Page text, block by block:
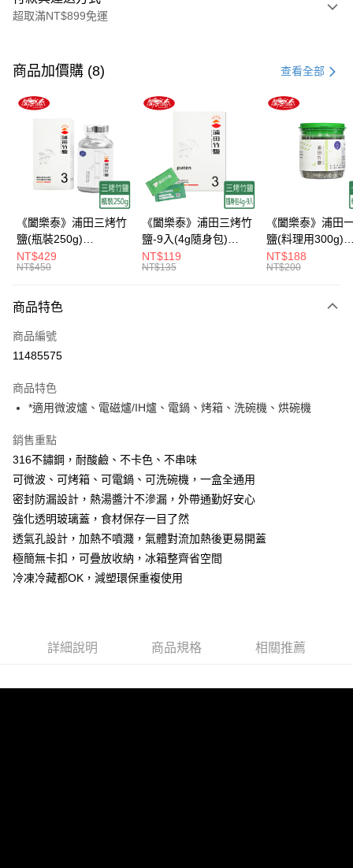
超取滿NT$899免運
信用卡一次付款
信用卡分期付款
3 期 0 利率 每期 21家銀行
合作金庫商業銀行
第一商業銀行
華南商業銀行
彰化商業銀行
上海商業儲蓄銀行
台北富邦商業銀行
國泰世華商業銀行
兆豐國際商業銀行
臺灣中小企業銀行
台中商業銀行
匯豐（台灣）商業銀行
華泰商業銀行
聯邦商業銀行
遠東國際商業銀行
元大商業銀行
台灣樂天信用卡公司
超商取貨付款
LINE Pay
街口支付
悠遊付
Google Pay
ATM付款
貨到付款
運送方式
每筆NT$60，滿NT$899(含以上)免運費
7-11取貨付款
每筆NT$60，滿NT$899(含以上)免運費
貨運宅配
每筆NT$150，滿NT$899(含以上)免運費
離島/件,超另計
商品加價購 (8) 查看全部
《闔樂泰》浦田三烤竹
鹽(瓶裝250g)
(10230470)
NT$429
NT$450
《闔樂泰》浦田三烤竹
鹽-9入(4g隨身包)
(10230456)
NT$119
NT$135
《闔樂泰》浦田
鹽(料理用300g)
(10230351)
NT$188
NT$200
商品特色
商品編號
11485575
商品特色
*適用微波爐、電磁爐/IH爐、電鍋、烤箱、洗碗機、烘碗機
銷售重點
316不鏽鋼，耐酸鹼、不卡色、不串味
可微波、可烤箱、可電鍋、可洗碗機，一盒全通用
密封防漏設計，熱湯醬汁不滲漏，外帶通勤好安心
強化透明玻璃蓋，食材保存一目了然
透氣孔設計，加熱不噴濺，氣體對流加熱後更易開蓋
極簡無卡扣，可疊放收納，冰箱整齊省空間
冷凍冷藏都OK，減塑環保重複使用
詳細說明 商品規格 相關推薦